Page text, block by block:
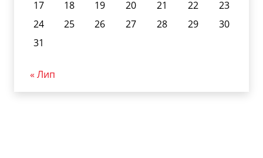
17
18 19 20 21 22
23
24
25 26 27 28 29
30
31
« Лип